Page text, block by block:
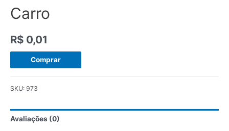
Carro
R$ 0,01
Comprar
SKU: 973
Avaliações (0)